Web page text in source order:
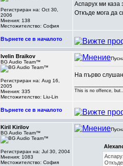
Регистриран на: Oct 30,
2006
Мнения: 138
Местожителство: София
Аспарух ми каза
Откъде мога да
Върнете се в началото
Ivelin Braikov
BG Audio Team™
Регистриран на: Aug 16,
2005
Мнения: 335
Местожителство: Liu-Lin
На първо
This is no offence,
Върнете се в началото
Kiril Kirilov
BG Audio Team™
Регистриран на: Jul 30, 2004
Мнения: 1083
Местожителство: София
Откъде